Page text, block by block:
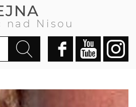
nad Nisou